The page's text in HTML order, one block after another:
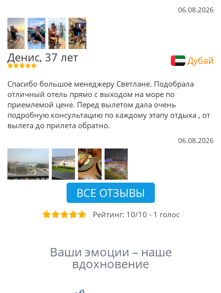
06.08.2026
Денис, 37 лет Дубай
Спасибо большое менеджеру Светлане. Подобрала
отличный отель прямо с выходом на море по
приемлемой цене. Перед вылетом дала очень
подробную консультацию по каждому этапу отдыха , от
вылета до прилета обратно.
06.08.2026
ВСЕ ОТЗЫВЫ
Рейтинг: 10/10 - 1 голос
Ваши эмоции – наше
вдохновение